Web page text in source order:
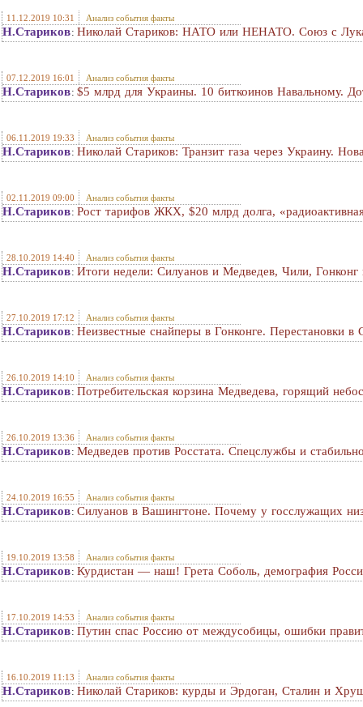
11.12.2019 10:31 Анализ события факты
Н.Стариков: Николай Стариков: НАТО или НЕНАТО. Союз с
07.12.2019 16:01 Анализ события факты
Н.Стариков: $5 млрд для Украины. 10 биткоинов Навальному.
06.11.2019 19:33 Анализ события факты
Н.Стариков: Николай Стариков: Транзит газа через Украину.
02.11.2019 09:00 Анализ события факты
Н.Стариков: Рост тарифов ЖКХ, $20 млрд долга,
28.10.2019 14:40 Анализ события факты
Н.Стариков: Итоги недели: Силуанов и Медведев, Чили,
27.10.2019 17:12 Анализ события факты
Н.Стариков: Неизвестные снайперы в Гонконге. Перестановки
26.10.2019 14:10 Анализ события факты
Н.Стариков: Потребительская корзина Медведева, горящий
26.10.2019 13:36 Анализ события факты
Н.Стариков: Медведев против Росстата. Спецслужбы и
24.10.2019 16:55 Анализ события факты
Н.Стариков: Силуанов в Вашингтоне. Почему у госслужащих
19.10.2019 13:58 Анализ события факты
Н.Стариков: Курдистан — наш! Грета Соболь, демография
17.10.2019 14:53 Анализ события факты
Н.Стариков: Путин спас Россию от междусобицы, ошибки
16.10.2019 11:13 Анализ события факты
Н.Стариков: Николай Стариков: курды и Эрдоган, Сталин и